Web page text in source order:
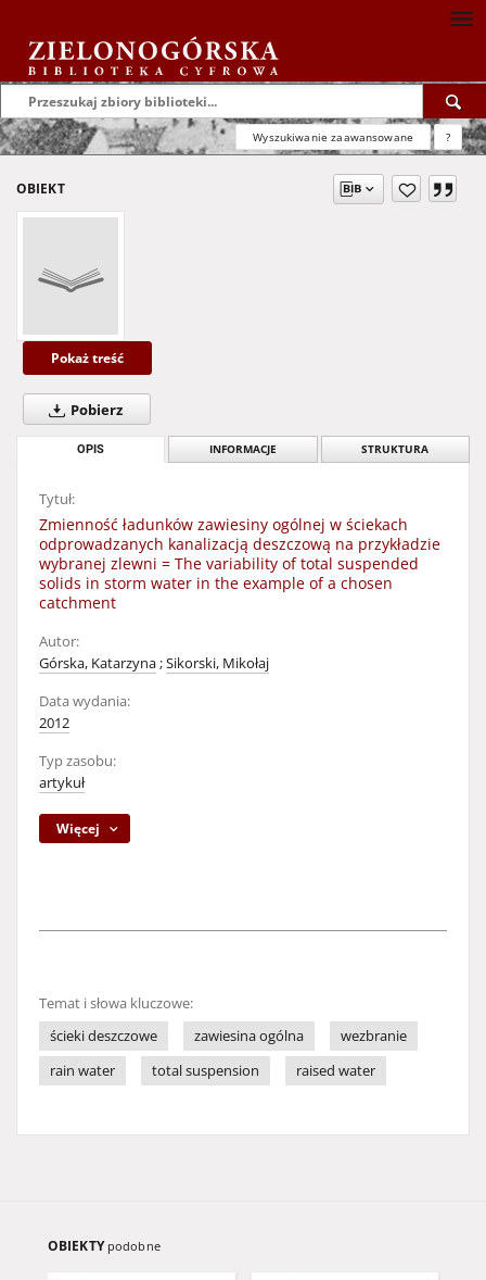
Wyszukiwanie zaawansowane ?
OBIEKT
Pokaż treść
Pobierz
OPIS INFORMACJE STRUKTURA
Tytuł:
Zmienność ładunków zawiesiny ogólnej w ściekach
odprowadzanych kanalizacją deszczową na przykładzie
wybranej zlewni = The variability of total suspended
solids in storm water in the example of a chosen
catchment
Autor:
Górska, Katarzyna;Sikorski, Mikołaj
Data wydania:
2012
Typ zasobu:
artykuł
Więcej
Temat i słowa kluczowe:
ścieki deszczowe
zawiesina ogólna
wezbranie
rain water
total suspension raised water
OBIEKTY podobne